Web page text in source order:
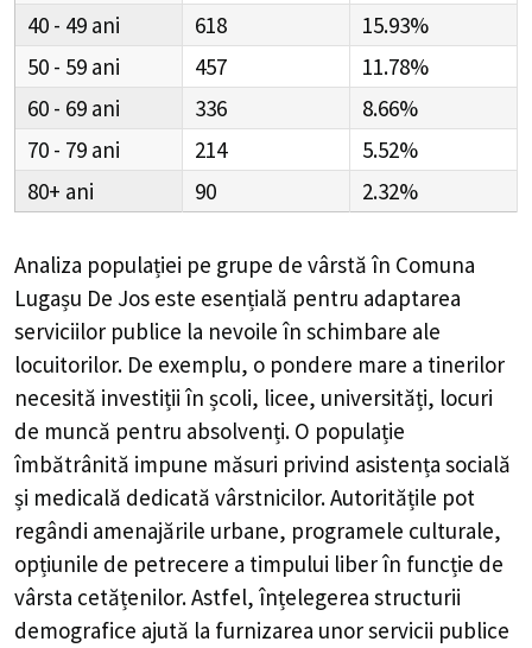
40 - 49
618
15.93%
50 - 59
457
11.78%
60 - 69
336
8.66%
70 - 79
214
5.52%
80+
90 2.32%
Analiza populației pe grupe de vârstă în Comuna
Lugașu De Jos este esențială pentru adaptarea
serviciilor publice la nevoile în schimbare ale
locuitorilor. De exemplu, o pondere mare a tinerilor
necesită investiții în școli, licee, universități, locuri
de muncă pentru absolvenți. O populație
îmbătrânită impune măsuri privind asistența socială
și medicală dedicată vârstnicilor. Autoritățile pot
regândi amenajările urbane, programele culturale,
opțiunile de petrecere a timpului liber în funcție de
vârsta cetățenilor. Astfel, înțelegerea structurii
demografice ajută la furnizarea unor servicii publice